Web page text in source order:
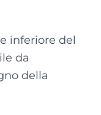
inferiore del
da
della